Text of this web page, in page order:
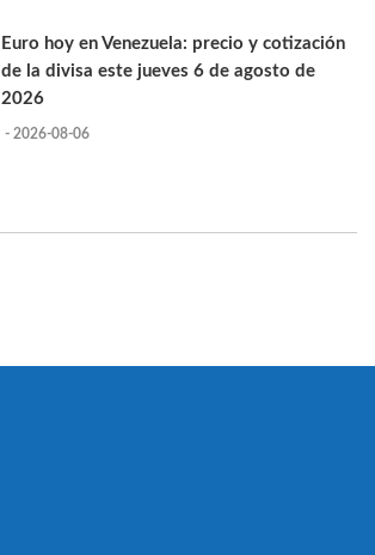
Euro hoy en Venezuela: precio y cotización
de la divisa este jueves 6 de agosto de
2026
- 2026-08-06